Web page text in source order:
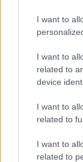
I want to
I want to
related to
device
I want to
related to
I want to
related to
sterke nok.
smell. Men får
brekker jo
balansen: En
som samtidig